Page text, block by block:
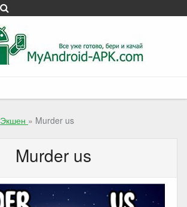
Экшен » Murder us
Murder us